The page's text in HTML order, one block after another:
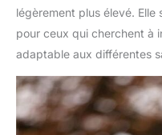
légèrement plus élevé. Elle
pour ceux qui cherchent à
adaptable aux différentes